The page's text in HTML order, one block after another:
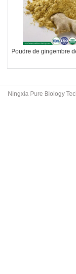
Poudre de gingembre
Ningxia Pure Biology